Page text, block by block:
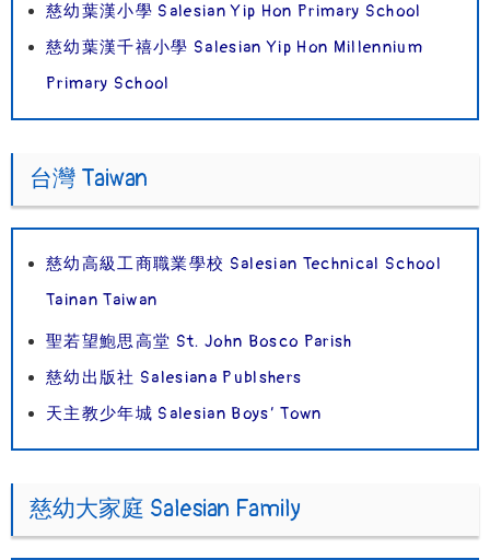
慈幼葉漢小學 Salesian Yip Hon Primary School
慈幼葉漢千禧小學 Salesian Yip Hon Millennium
Primary School
台灣 Taiwan
慈幼高級工商職業學校 Salesian Technical School
Tainan Taiwan
聖若望鮑思高堂 St. John Bosco Parish
慈幼出版社 Salesiana Publshers
天主教少年城 Salesian Boys’ Town
慈幼大家庭 Salesian Family